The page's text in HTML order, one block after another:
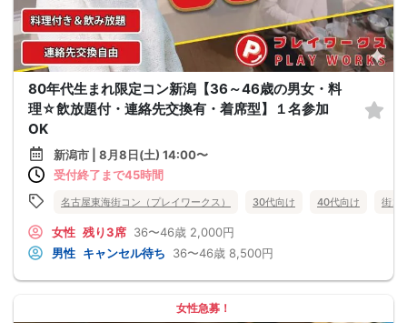
80年代生まれ限定コン新潟【36～46歳の男女・料
理☆飲放題付・連絡先交換有・着席型】１名参加
OK
新潟市 | 8月8日(土) 14:00〜
受付終了まで45時間
名古屋東海街コン（プレイワークス） 30代向け 40代向け 街コ
女性 残り3席 36〜46歳 2,000円
男性 キャンセル待ち 36〜46歳 8,500円
女性急募！